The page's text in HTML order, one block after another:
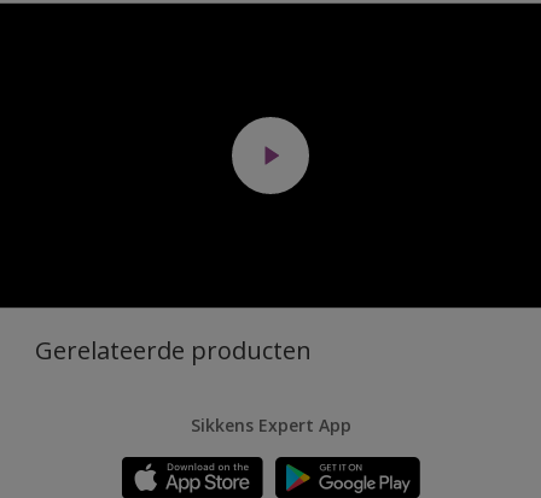
Gerelateerde producten
Sikkens Expert App